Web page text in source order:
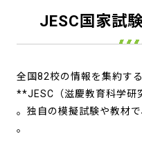
JESC国家試
全国82校の情報を集約す
**JESC（滋慶教育科学研
。独自の模擬試験や教材
。